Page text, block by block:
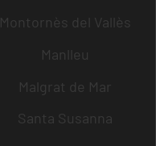
Montornès del Vallès
Manlleu
Malgrat de Mar
Santa Susanna